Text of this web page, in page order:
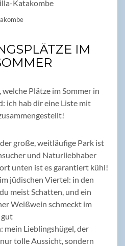
IM
Plätze im Sommer in
ich hab dir eine Liste mit
große, weitläufige Park ist
und Naturliebhaber
unten ist es garantiert kühl!
jüdischen Viertel: in den
meist Schatten, und ein
Weißwein schmeckt im
gut
mein Lieblingshügel, der
tolle Aussicht, sondern